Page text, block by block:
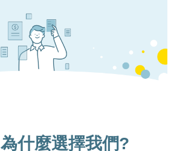
為什麼選擇我們?